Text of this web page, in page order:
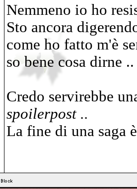
Nemmeno io ho
Sto ancora
come ho fatto m'è
so bene cosa dirne ..
Credo servirebbe
spoilerpost ..
La fine di una saga